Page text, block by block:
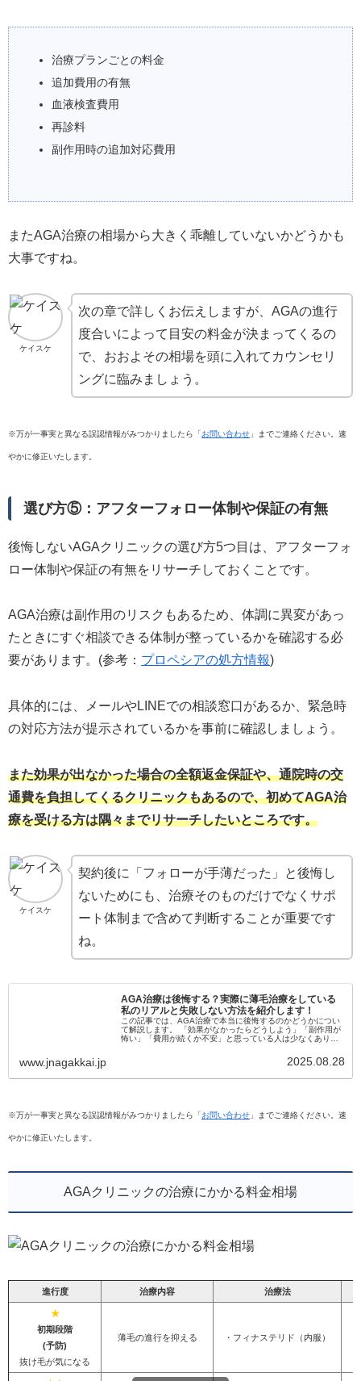
治療プランごとの料金
追加費用の有無
血液検査費用
再診料
副作用時の追加対応費用
またAGA治療の相場から大きく乖離していないかどうかも
大事ですね。
ケイスケ
次の章で詳しくお伝えしますが、AGAの進行
度合いによって目安の料金が決まってくるの
で、おおよその相場を頭に入れてカウンセリ
ングに臨みましょう。
※万が一事実と異なる誤認情報がみつかりましたら「お問い合わせ 」までご連絡ください。速
やかに修正いたします。
選び方⑤：アフターフォロー体制や保証の有無
後悔しないAGAクリニックの選び方5つ目は、アフターフォ
ロー体制や保証の有無をリサーチしておくことです。
AGA治療は副作用のリスクもあるため、体調に異変があっ
たときにすぐ相談できる体制が整っているかを確認する必
要があります。(参考： プロペシアの処方情報)
具体的には、メールやLINEでの相談窓口があるか、緊急時
の対応方法が提示されているかを事前に確認しましょう。
また効果が出なかった場合の全額返金保証や、通院時の交
通費を負担してくるクリニックもあるので、初めてAGA治
療を受ける方は隅々までリサーチしたいところです。
ケイスケ
契約後に「フォローが手薄だった」と後悔し
ないためにも、治療そのものだけでなくサポ
ート体制まで含めて判断することが重要です
ね。
AGA治療は後悔する？実際に薄毛治療をしている
私のリアルと失敗しない方法を紹介します！
この記事では、AGA治療で本当に後悔するのかどうかについ
て解説します。 「効果がなかったらどうしよう」「副作用が
怖い」「費用が続くか不安」と思っている人は少なくありま
www.jnagakkai.jp 2025.08.28
※万が一事実と異なる誤認情報がみつかりましたら「お問い合わせ 」までご連絡ください。速
やかに修正いたします。
AGAクリニックの治療にかかる料金相場
進行度 治療内容 治療法
★
初期段階
(予防)
抜け毛が気になる
薄毛の進行を抑える
・フィナステリド（内服）